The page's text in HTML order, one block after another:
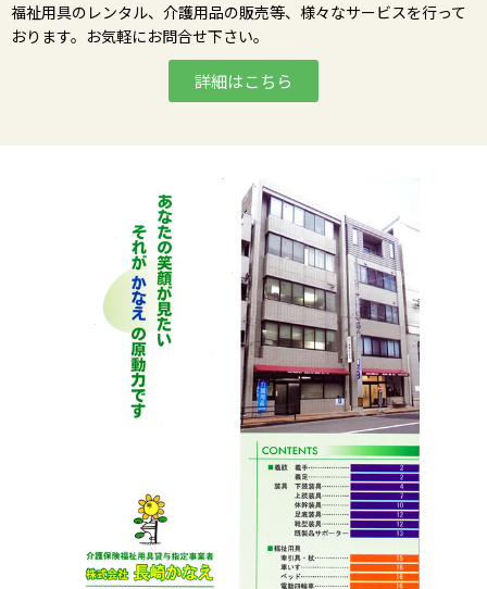
福祉用具のレンタル、介護用品の販売等、様々なサービスを行って
おります。お気軽にお問合せ下さい。
詳細はこちら